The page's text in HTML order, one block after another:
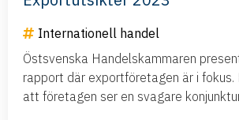
Internationell handel
Östsvenska Handelskammaren
rapport där exportföretagen är i fokus.
att företagen ser en svagare